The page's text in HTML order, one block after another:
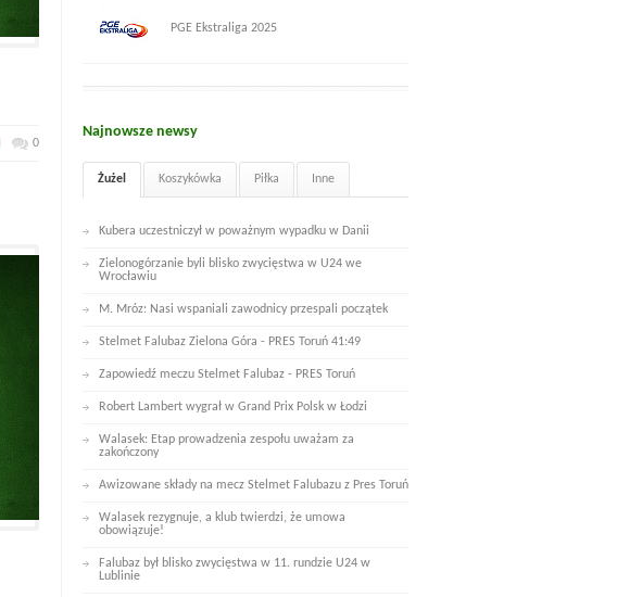
0
PGE Ekstraliga 2025
Najnowsze newsy
Żużel Koszykówka Piłka Inne
Kubera uczestniczył w poważnym wypadku w Danii
Zielonogórzanie byli blisko zwycięstwa w U24 we
Wrocławiu
M. Mróz: Nasi wspaniali zawodnicy przespali początek
Stelmet Falubaz Zielona Góra - PRES Toruń 41:49
Zapowiedź meczu Stelmet Falubaz - PRES Toruń
Robert Lambert wygrał w Grand Prix Polsk w Łodzi
Walasek: Etap prowadzenia zespołu uważam za
zakończony
Awizowane składy na mecz Stelmet Falubazu z Pres Toruń
Walasek rezygnuje, a klub twierdzi, że umowa
obowiązuje!
Falubaz był blisko zwycięstwa w 11. rundzie U24 w
Lublinie